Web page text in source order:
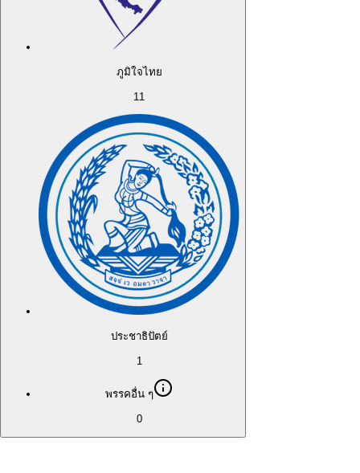
ภูมิใจไทย
11
ประชาธิปัตย์
1
พรรคอื่น ๆ
0